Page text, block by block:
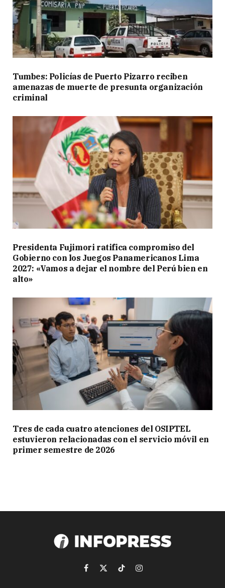
Tumbes: Policías de Puerto Pizarro reciben
amenazas de muerte de presunta organización
criminal
Presidenta Fujimori ratifica compromiso del
Gobierno con los Juegos Panamericanos Lima
2027: «Vamos a dejar el nombre del Perú bien en
alto»
Tres de cada cuatro atenciones del OSIPTEL
estuvieron relacionadas con el servicio móvil en
primer semestre de 2026
Facebook
X
TikTokInstagram